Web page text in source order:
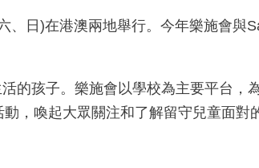
、日)在港澳兩地舉行。今年樂施會與
的孩子。樂施會以學校為主要平台，
，喚起大眾關注和了解留守兒童面對